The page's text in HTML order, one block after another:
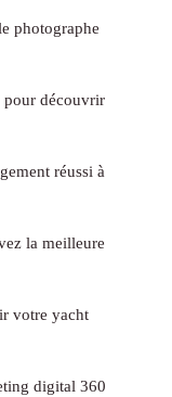
photographe
découvrir
réussi à
la meilleure
votre yacht
digital 360